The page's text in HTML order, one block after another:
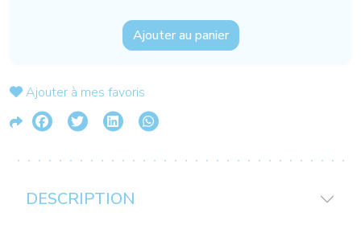
Ajouter au panier
Ajouter à mes favoris
DESCRIPTION